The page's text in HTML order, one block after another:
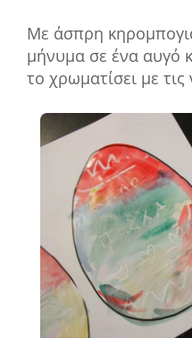
Με άσπρη
μήνυμα σε ένα αυγό
το χρωματίσει με